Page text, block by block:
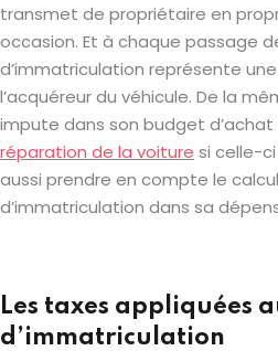
transmet de propriétaire en
occasion. Et à chaque passage
d’immatriculation représente
l’acquéreur du véhicule. De la
impute dans son budget d’achat
réparation de la voiture si celle-
aussi prendre en compte le
d’immatriculation dans sa
Les taxes appliquées
d’immatriculation